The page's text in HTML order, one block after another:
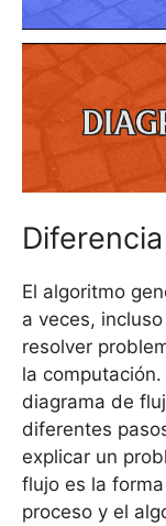
El algoritmo
a veces,
resolver
la
diagrama de
diferentes
explicar un
flujo es la
proceso y el